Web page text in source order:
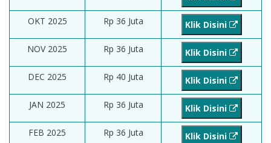
OKT 2025 Rp 36 Juta Klik Disini
NOV 2025 Rp 36 Juta Klik Disini
DEC 2025 Rp 40 Juta Klik Disini
JAN 2025 Rp 36 Juta Klik Disini
FEB 2025 Rp 36 Juta Klik Disini